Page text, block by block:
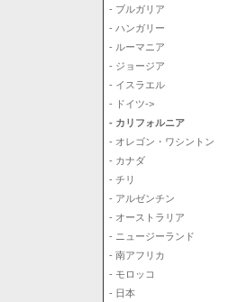
- ブルガリア
- ハンガリー
- ルーマニア
- ジョージア
- イスラエル
- ドイツ->
- カリフォルニア
- オレゴン・ワシントン
- カナダ
- チリ
- アルゼンチン
- オーストラリア
- ニュージーランド
- 南アフリカ
- モロッコ
- 日本